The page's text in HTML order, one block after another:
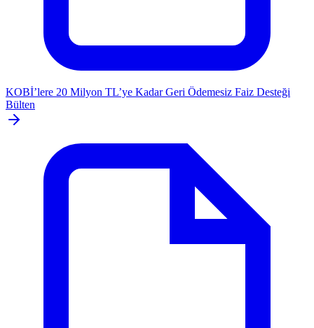
KOBİ’lere 20 Milyon TL’ye Kadar Geri Ödemesiz Faiz Desteği
Bülten